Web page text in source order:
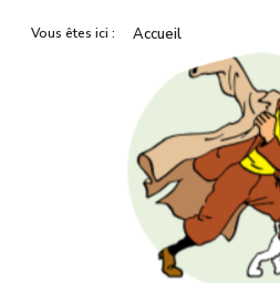
Vous êtes ici : Accueil